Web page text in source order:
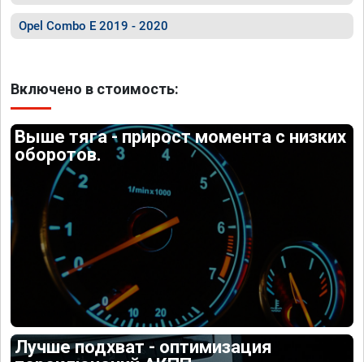
Opel Combo E 2019 - 2020
Включено в стоимость:
Выше тяга - прирост момента с низких
оборотов.
Лучше подхват - оптимизация